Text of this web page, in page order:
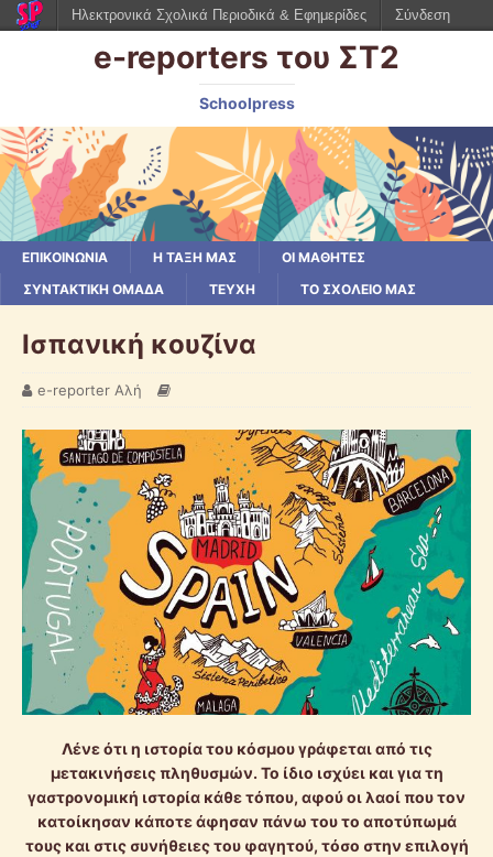
e-reporters του ΣΤ2
Schoolpress
ΕΠΙΚΟΙΝΩΝΙΑ Η ΤΑΞΗ ΜΑΣ
ΟΙ ΜΑΘΗΤΕΣ
ΣΥΝΤΑΚΤΙΚΗ ΟΜΑΔΑ
ΤΕΥΧΗ ΤΟ ΣΧΟΛΕΙΟ ΜΑΣ
Ισπανική κουζίνα
e-reporter Αλή
Λένε ότι η ιστορία του κόσμου γράφεται από τις
μετακινήσεις πληθυσμών. Το ίδιο ισχύει και για τη
γαστρονομική ιστορία κάθε τόπου, αφού οι λαοί που τον
κατοίκησαν κάποτε άφησαν πάνω του το αποτύπωμά
τους και στις συνήθειες του φαγητού, τόσο στην επιλογή
Ηλεκτρονικά Σχολικά Περιοδικά & Εφημερίδες Σύνδεση